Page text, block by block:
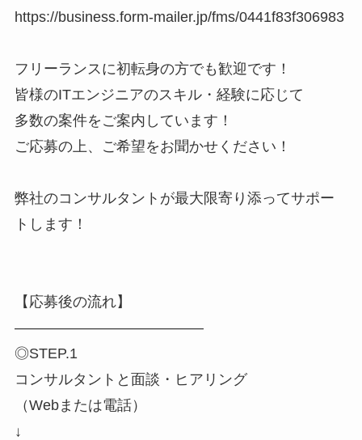
https://business.form-mailer.jp/fms/0441f83f306983
フリーランスに初転身の方でも歓迎です！
皆様のITエンジニアのスキル・経験に応じて
多数の案件をご案内しています！
ご応募の上、ご希望をお聞かせください！
弊社のコンサルタントが最大限寄り添ってサポー
トします！
【応募後の流れ】
―――――――――――――
◎STEP.1
コンサルタントと面談・ヒアリング
（Webまたは電話）
↓